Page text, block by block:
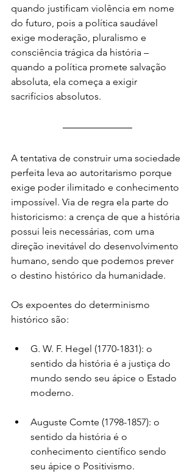
quando justificam violência em nome
do futuro, pois a política saudável
exige moderação, pluralismo e
consciência trágica da história –
quando a política promete salvação
absoluta, ela começa a exigir
sacrifícios absolutos.
A tentativa de construir uma sociedade
perfeita leva ao autoritarismo porque
exige poder ilimitado e conhecimento
impossível. Via de regra ela parte do
historicismo: a crença de que a história
possui leis necessárias, com uma
direção inevitável do desenvolvimento
humano, sendo que podemos prever
o destino histórico da humanidade.
Os expoentes do determinismo
histórico são:
G. W. F. Hegel (1770-1831): o
sentido da história é a justiça do
mundo sendo seu ápice o Estado
moderno.
Auguste Comte (1798-1857): o
sentido da história é o
conhecimento científico sendo
seu ápice o Positivismo.